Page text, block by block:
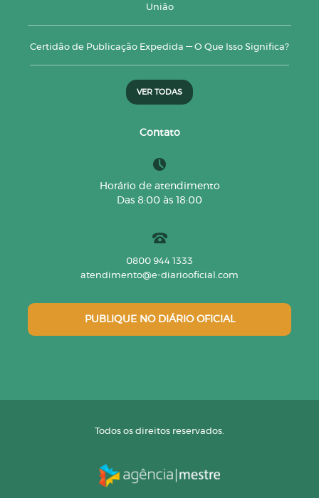
União
Certidão de Publicação Expedida — O Que Isso Significa?
VER TODAS
Contato
Horário de atendimento
Das 8:00 às 18:00
0800 944 1333
atendimento@e-diariooficial.com
PUBLIQUE NO DIÁRIO OFICIAL
Todos os direitos reservados.